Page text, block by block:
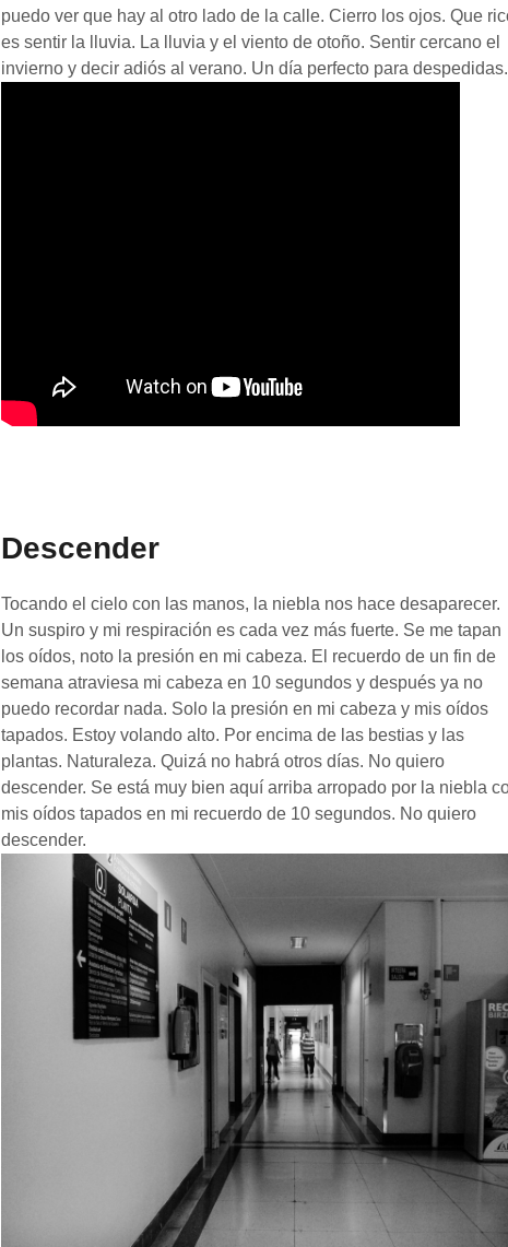
puedo ver que hay al otro lado de la calle. Cierro los ojos. Que
es sentir la lluvia. La lluvia y el viento de otoño. Sentir cercano el
invierno y decir adiós al verano. Un día perfecto para despedidas.
Descender
Tocando el cielo con las manos, la niebla nos hace desaparecer.
Un suspiro y mi respiración es cada vez más fuerte. Se me tapan
los oídos, noto la presión en mi cabeza. El recuerdo de un fin de
semana atraviesa mi cabeza en 10 segundos y después ya no
puedo recordar nada. Solo la presión en mi cabeza y mis oídos
tapados. Estoy volando alto. Por encima de las bestias y las
plantas. Naturaleza. Quizá no habrá otros días. No quiero
descender. Se está muy bien aquí arriba arropado por la niebla
mis oídos tapados en mi recuerdo de 10 segundos. No quiero
descender.